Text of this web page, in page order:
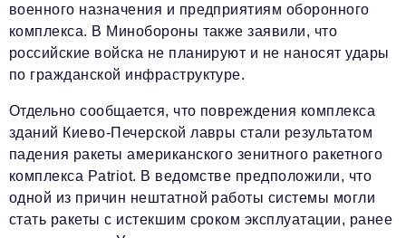
военного назначения и предприятиям оборонного
комплекса. В Минобороны также заявили, что
российские войска не планируют и не наносят удары
по гражданской инфраструктуре.
Отдельно сообщается, что повреждения комплекса
зданий Киево-Печерской лавры стали результатом
падения ракеты американского зенитного ракетного
комплекса Patriot. В ведомстве предположили, что
одной из причин нештатной работы системы могли
стать ракеты с истекшим сроком эксплуатации, ранее